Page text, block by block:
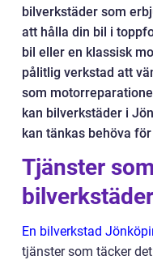
bilverkstäder som
att hålla din bil i
bil eller en klassisk
pålitlig verkstad att
som
kan bilverkstäder i
kan tänkas behöva
Tjänster
En bilverkstad
tjänster som täcker